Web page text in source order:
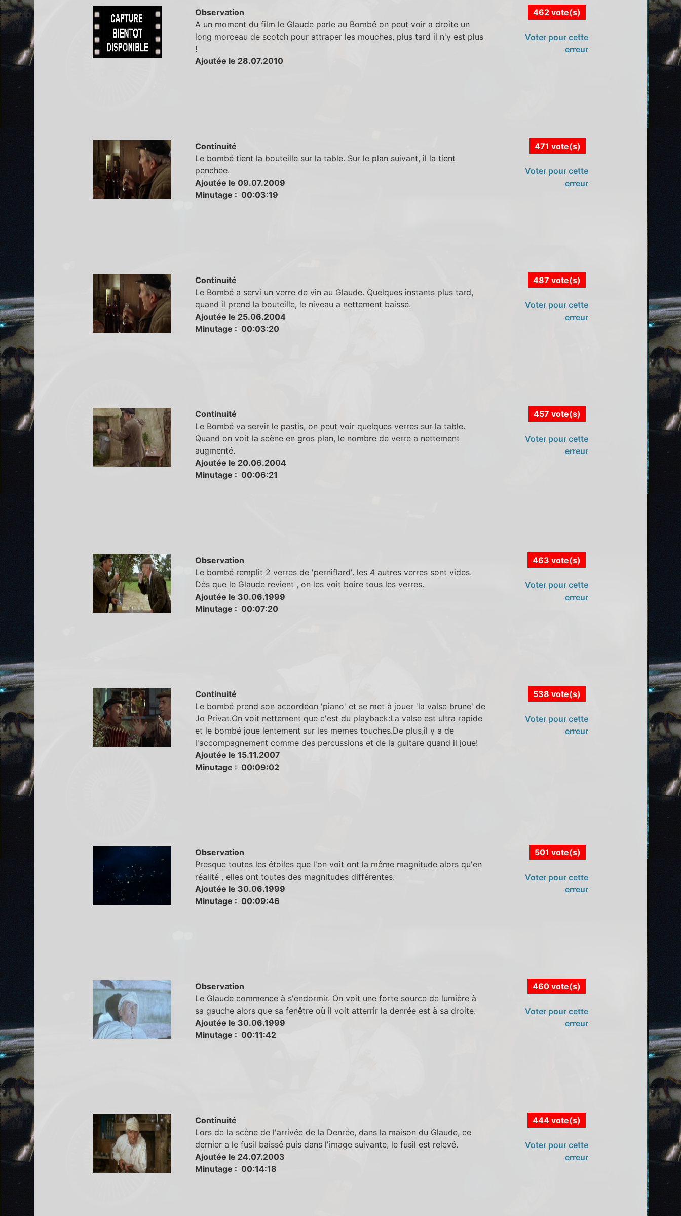
Observation
A un moment du film le Glaude parle au Bombé on peut voir a droite un
long morceau de scotch pour attraper les mouches, plus tard il n'y est plus
!
Ajoutée le 28.07.2010
462 vote(s)
Voter pour cette
erreur
Continuité
Le bombé tient la bouteille sur la table. Sur le plan suivant, il la tient
penchée.
Ajoutée le 09.07.2009
Minutage : 00:03:19
471 vote(s)
Voter pour cette
erreur
Continuité
Le Bombé a servi un verre de vin au Glaude. Quelques instants plus tard,
quand il prend la bouteille, le niveau a nettement baissé.
Ajoutée le 25.06.2004
Minutage : 00:03:20
487 vote(s)
Voter pour cette
erreur
Continuité
Le Bombé va servir le pastis, on peut voir quelques verres sur la table.
Quand on voit la scène en gros plan, le nombre de verre a nettement
augmenté.
Ajoutée le 20.06.2004
Minutage : 00:06:21
457 vote(s)
Voter pour cette
erreur
Observation
Le bombé remplit 2 verres de 'perniflard'. les 4 autres verres sont vides.
Dès que le Glaude revient , on les voit boire tous les verres.
Ajoutée le 30.06.1999
Minutage : 00:07:20
463 vote(s)
Voter pour cette
erreur
Continuité
Le bombé prend son accordéon 'piano' et se met à jouer 'la valse brune' de
Jo Privat.On voit nettement que c'est du playback:La valse est ultra rapide
et le bombé joue lentement sur les memes touches.De plus,il y a de
l'accompagnement comme des percussions et de la guitare quand il joue!
Ajoutée le 15.11.2007
Minutage : 00:09:02
538 vote(s)
Voter pour cette
erreur
Observation
Presque toutes les étoiles que l'on voit ont la même magnitude alors qu'en
réalité , elles ont toutes des magnitudes différentes.
Ajoutée le 30.06.1999
Minutage : 00:09:46
501 vote(s)
Voter pour cette
erreur
Observation
Le Glaude commence à s'endormir. On voit une forte source de lumière à
sa gauche alors que sa fenêtre où il voit atterrir la denrée est à sa droite.
Ajoutée le 30.06.1999
Minutage : 00:11:42
460 vote(s)
Voter pour cette
erreur
Continuité
Lors de la scène de l'arrivée de la Denrée, dans la maison du Glaude, ce
dernier a le fusil baissé puis dans l'image suivante, le fusil est relevé.
Ajoutée le 24.07.2003
Minutage : 00:14:18
444 vote(s)
Voter pour cette
erreur